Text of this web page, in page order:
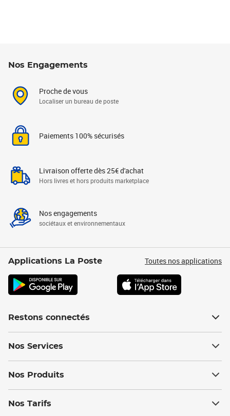
Nos Engagements
Proche de vous
Localiser un bureau de poste
Paiements 100% sécurisés
Livraison offerte dès 25€ d'achat
Hors livres et hors produits marketplace
Nos engagements
sociétaux et environnementaux
Applications La Poste Toutes nos applications
Restons connectés
Nos Services
Nos Produits
Nos Tarifs